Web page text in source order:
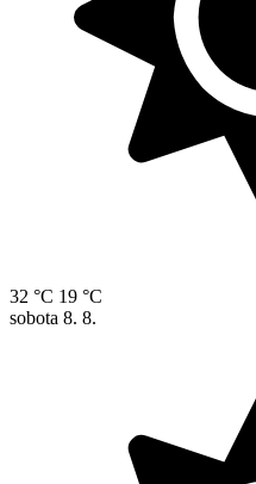
32 °C 19 °C
sobota 8. 8.